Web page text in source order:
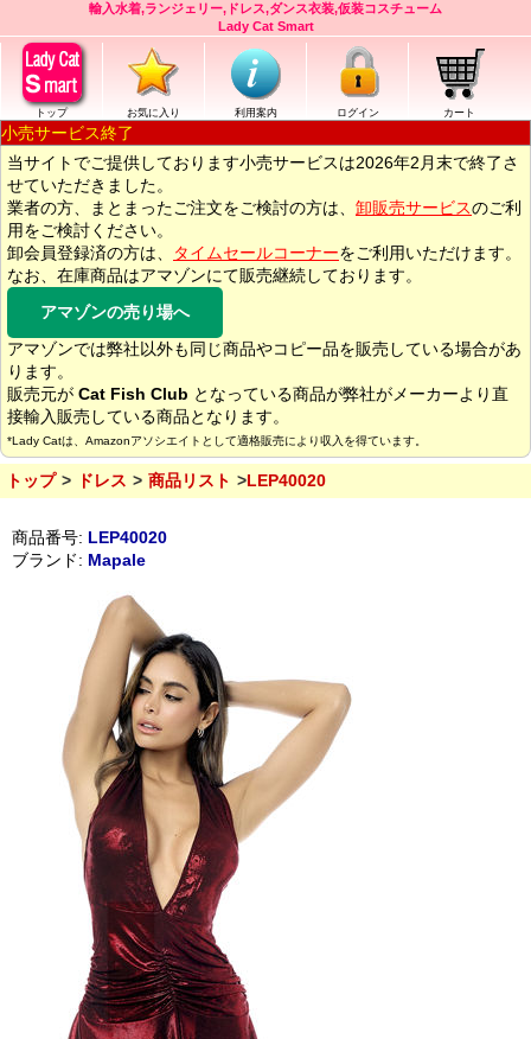
輸入水着,ランジェリー,ドレス,ダンス衣装,仮装コスチューム
Lady Cat Smart
トップ お気に入り 利用案内 ログイン カート
小売サービス終了
当サイトでご提供しております小売サービスは2026年2月末で終了さ
せていただきました。
業者の方、まとまったご注文をご検討の方は、 卸販売サービスのご利
用をご検討ください。
卸会員登録済の方は、
タイムセールコーナーをご利用いただけます。
なお、在庫商品はアマゾンにて販売継続しております。
アマゾンの売り場へ
アマゾンでは弊社以外も同じ商品やコピー品を販売している場合があ
ります。
販売元が Cat Fish Club となっている商品が弊社がメーカーより直
接輸入販売している商品となります。
*Lady Catは、Amazonアソシエイトとして適格販売により収入を得ています。
トップ ドレス 商品リスト LEP40020
商品番号: LEP40020
ブランド: Mapale